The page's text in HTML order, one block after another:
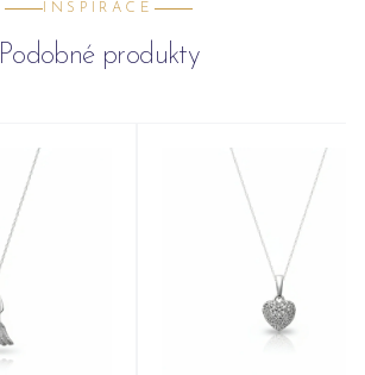
INSPIRACE
Podobné produkty